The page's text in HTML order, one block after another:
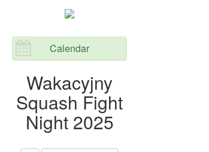
Calendar
Wakacyjny
Squash Fight
Night 2025